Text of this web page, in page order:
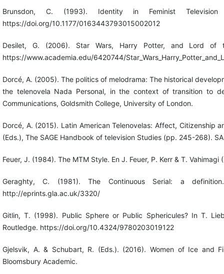
Brunsdon, C. (1993). Identity in Feminist
https://doi.org/10.1177/0163443793015002012
Desilet, G. (2006). Star Wars, Harry Potter, and Lord of
https://www.academia.edu/6420744/
Dorcé, A. (2005). The politics of melodrama: The historical
the telenovela Nada Personal, in the context of transition to
Communications, Goldsmith College, University of London.
Dorcé, A. (2015). Latin American Telenovelas: Affect, Citizenship
(Eds.), The SAGE Handbook of television Studies (pp. 245-268).
Feuer, J. (1984). The MTM Style. En J. Feuer, P. Kerr & T.
Geraghty, C. (1981). The Continuous Serial: a
http://eprints.gla.ac.uk/3320/
Gitlin, T. (1998). Public Sphere or Public Sphericules? In T.
Routledge. https://doi.org/10.4324/9780203019122
Gjelsvik, A. & Schubart, R. (Eds.). (2016). Women of Ice and
Bloomsbury Academic.